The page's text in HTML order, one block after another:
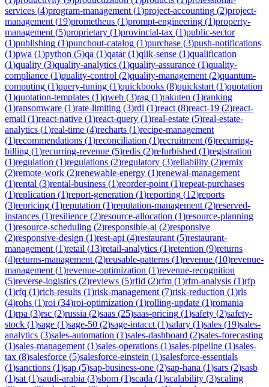
services (4)program-management (1)project-accounting (2)project-
management (19)prometheus (1)prompt-engineering (1)property-
management (5)proprietary (1)provincial-tax (1)public-sector
(1)publishing (1)punchout-catalog (1)purchase (3)push-notifications
(1)pwa (1)python (5)qa (1)qatar(1)qlik-sense (1)qualification
(1)quality (3)quality-analytics (1)quality-assurance (1)quality-
compliance (1)quality-control (2)quality-management (2)quantum-
computing (1)query-tuning (1)quickbooks (8)quickstart (1)quotation
(1)quotation-templates (1)qweb (3)rag (1)rakuten (1)ranking
(1)ransomware (1)rate-limiting (3)rdl (1)react (8)react-19 (2)react-
email (1)react-native (1)react-query (1)real-estate (5)real-estate-
analytics (1)real-time (4)recharts (1)recipe-management
(1)recommendations (1)reconciliation (1)recruitment (6)recurring-
billing (1)recurring-revenue (5)redis (2)refurbished (1)registration
(1)regulation (1)regulations (2)regulatory (3)reliability (2)remix
(2)remote-work (2)renewable-energy (1)renewal-management
(1)rental (3)rental-business (1)reorder-point (1)repeat-purchases
(1)replication (1)report-generation (1)reporting (12)reports
(3)repricing (1)reputation (1)reputation-management (2)reserved-
instances (1)resilience (2)resource-allocation (1)resource-planning
(1)resource-scheduling (2)responsible-ai (2)responsive
(2)responsive-design (1)rest-api (4)restaurant (5)restaurant-
management (1)retail (13)retail-analytics (1)retention (9)returns
(4)returns-management (2)reusable-patterns (1)revenue (10)revenue-
management (1)revenue-optimization (1)revenue-recognition
(5)reverse-logistics (2)reviews (5)rfid (2)rfm (1)rfm-analysis (1)rfp
(1)rfq (1)rich-results (1)risk-management (7)risk-reduction (1)rls
(4)rohs (1)roi (34)roi-optimization (1)rolling-update (1)romania
(1)rpa (3)rsc (2)russia (2)saas (25)saas-pricing (1)safety (2)safety-
stock (1)sage (1)sage-50 (2)sage-intacct (1)salary (1)sales (19)sales-
analytics (3)sales-automation (1)sales-dashboard (2)sales-forecasting
(1)sales-management (1)sales-operations (1)sales-pipeline (1)sales-
tax (8)salesforce (5)salesforce-einstein (1)salesforce-essentials
(1)sanctions (1)sap (5)sap-business-one (2)sap-hana (1)sars (2)sasb
(1)sat (1)saudi-arabia (3)sbom (1)scada (1)scalability (3)scaling